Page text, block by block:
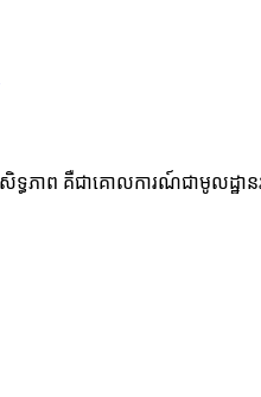
សិទ្ធភាព គឺជាគោលការណ៍ជាមូលដ្ឋ